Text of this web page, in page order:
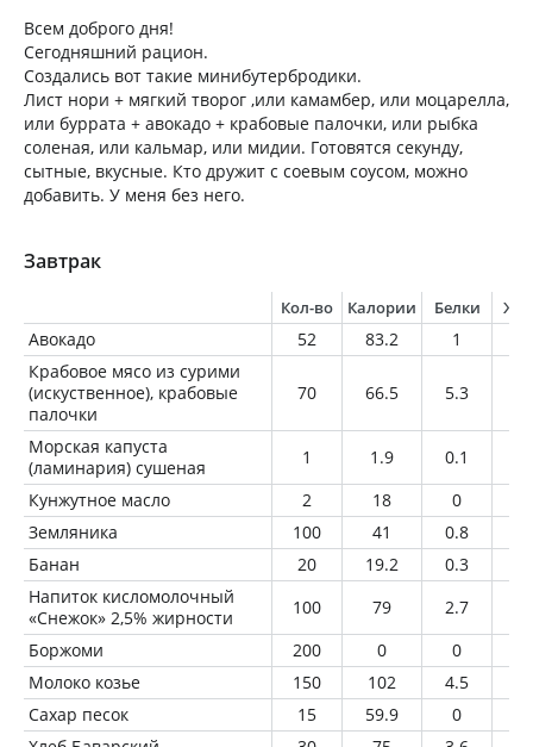
Всем доброго дня!
Сегодняшний рацион.
Создались вот такие минибутербродики.
Лист нори + мягкий творог ,или камамбер, или моцарелла,
или буррата + авокадо + крабовые палочки, или рыбка
соленая, или кальмар, или мидии. Готовятся секунду,
сытные, вкусные. Кто дружит с соевым соусом, можно
добавить. У меня без него.
Завтрак
Кол-во Калории Белки
Авокадо 52 83.2 1
Крабовое мясо из сурими
(искуственное), крабовые
палочки
70 66.5 5.3
Морская капуста
(ламинария) сушеная
1 1.9 0.1
Кунжутное масло
2 18 0
Земляника
100 41 0.8
Банан
20 19.2 0.3
Напиток кисломолочный
«Снежок» 2,5% жирности
100 79 2.7
Боржоми
200 0 0
Молоко козье
150 102 4.5
Сахар песок
15 59.9 0